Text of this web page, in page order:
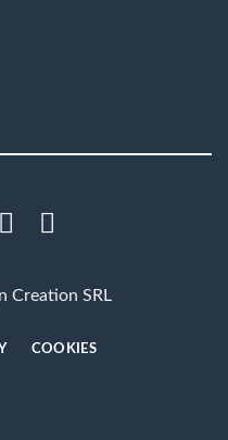
Creation SRL
COOKIES